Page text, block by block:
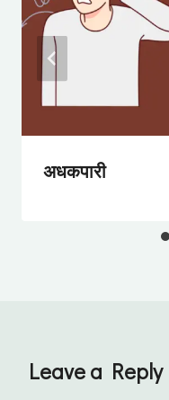
अधकपारी
Leave a Reply